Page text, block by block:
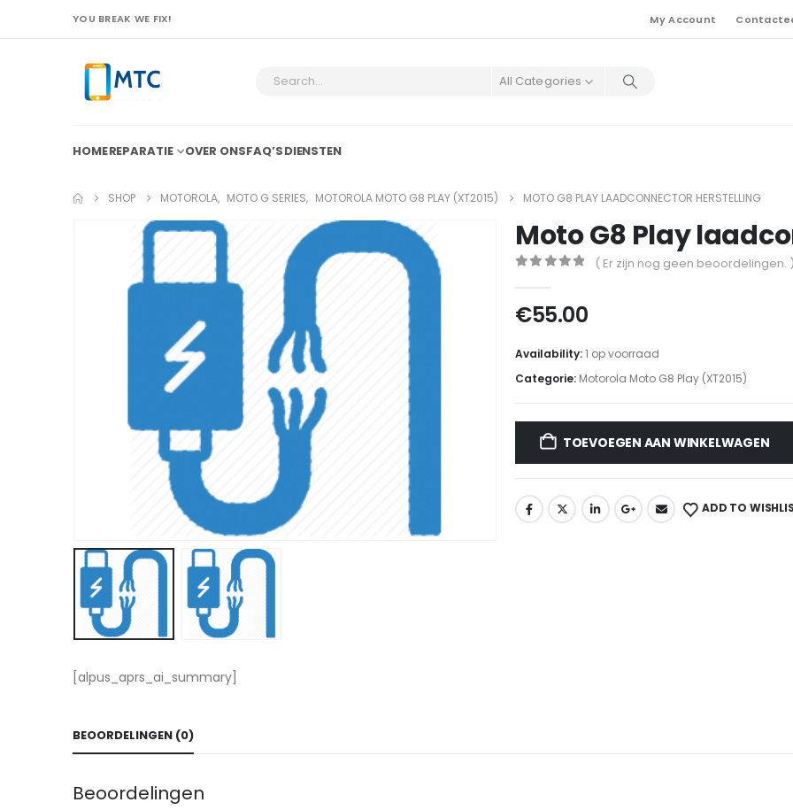
YOU BREAK WE FIX! My Account
All Categories
HOMEREPARATIE OVER ONSFAQ’SDIENSTEN
SHOP MOTOROLA, MOTO G SERIES, MOTOROLA MOTO G8 PLAY (XT2015) MOTO G8 PLAY LAADCONNECTOR HERSTELLING
Moto G8 Play
( Er zijn nog geen beoordelingen. )
€55.00
Availability:1 op voorraad
Categorie: Motorola Moto G8 Play (XT2015)
TOEVOEGEN AAN WINKELWAGEN
ADD TO
[alpus_aprs_ai_summary]
BEOORDELINGEN (0)
Beoordelingen